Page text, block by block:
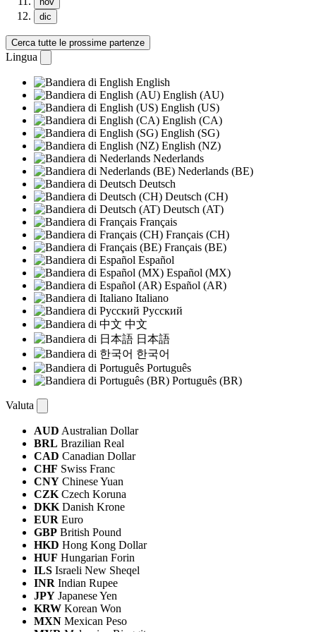
dic
Cerca tutte le prossime partenze
Lingua
English
English (AU)
English (US)
English (CA)
English (SG)
English (NZ)
Nederlands
Nederlands (BE)
Deutsch
Deutsch (CH)
Deutsch (AT)
Français
Français (CH)
Français (BE)
Español
Español (MX)
Español (AR)
Italiano
Русский
中文
日本語
한국어
Português
Português (BR)
Valuta
AUD Australian Dollar
BRL Brazilian Real
CAD Canadian Dollar
CHF Swiss Franc
CNY Chinese Yuan
CZK Czech Koruna
DKK Danish Krone
EUR Euro
GBP British Pound
HKD Hong Kong Dollar
HUF Hungarian Forin
ILS Israeli New Sheqel
INR Indian Rupee
JPY Japanese Yen
KRW Korean Won
MXN Mexican Peso